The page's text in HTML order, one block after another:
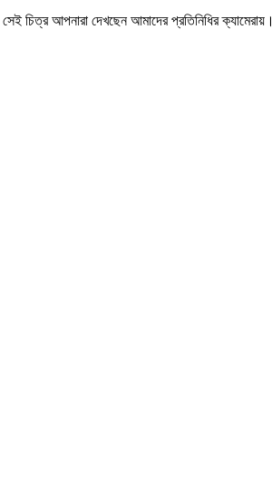
চিত্র আপনারা দেখছেন আমাদের প্রতিনিধির ক্যামেরায়।